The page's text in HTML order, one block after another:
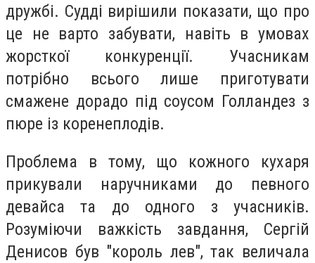
дружбі. Судді вирішили показати, що про
це не варто забувати, навіть в умовах
жорсткої конкуренції. Учасникам
потрібно всього лише приготувати
смажене дорадо під соусом Голландез з
пюре із коренеплодів.
Проблема в тому, що кожного кухаря
прикували наручниками до певного
девайса та до одного з учасників.
Розуміючи важкість завдання, Сергій
Денисов був "король лев", так величала